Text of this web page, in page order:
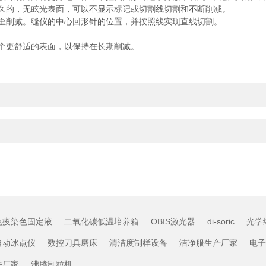
，无眩光表面，可以不显示标记或切割线切割和不断削减。
减。缝仪的中心回形针的位置，并按照线实现直线切割。
更舒适的表面，以保持在长期削减。
疫染色固定液 二氧化碳低温培养箱 OBIS激光器 di-soric 光学
动冰点仪 数控刀具磨床 清洁度制样设备 洁净服生产厂家 电